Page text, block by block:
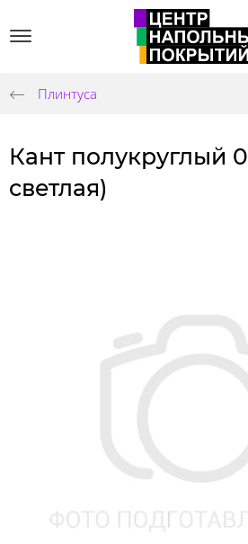
Плинтуса
Кант полукруглый
светлая)